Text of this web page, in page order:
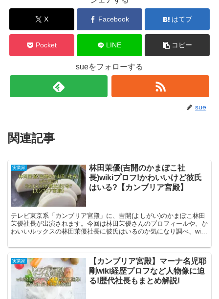
X Facebook はてブ
Pocket LINE コピー
sueをフォローする
sue
関連記事
実業家
林田茉優(吉開のかまぼこ社
長)wikiプロフ!かわいいけど彼氏
はいる?【カンブリア宮殿】
テレビ東京系「カンブリア宮殿」に、吉開(よしがい)のかまぼこ林田
茉優社長が出演されます。今回は林田茉優さんのプロフィールや、か
わいいルックスの林田茉優社長に彼氏はいるのか気になり調べ、wiki
実業家
【カンブリア宮殿】マーナ名児耶
剛wiki経歴プロフなど人物像に迫
る!歴代社長もまとめ解説!